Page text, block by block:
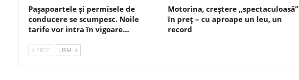
Pașapoartele și permisele de
conducere se scumpesc. Noile
tarife vor intra în vigoare…
Motorina, creștere „spectaculoasă”
în preț – cu aproape un leu, un
record
PREC. URM.